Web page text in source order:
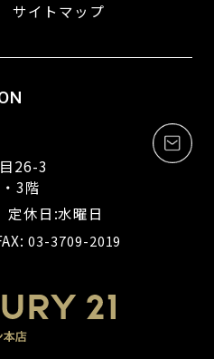
サイトマップ
26-3
3階
休日:水曜日
03-3709-2019